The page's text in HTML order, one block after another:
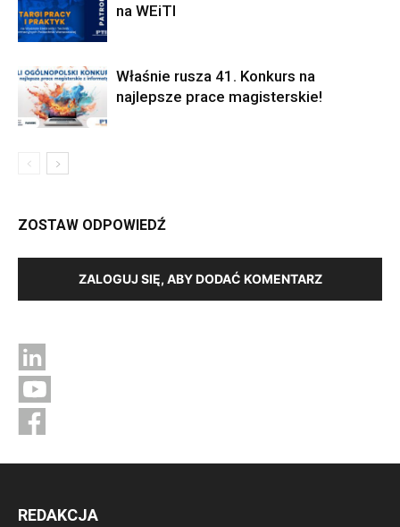
na WEiTI
Właśnie rusza 41. Konkurs na
najlepsze prace magisterskie!
ZOSTAW ODPOWIEDŹ
ZALOGUJ SIĘ, ABY DODAĆ KOMENTARZ
REDAKCJA